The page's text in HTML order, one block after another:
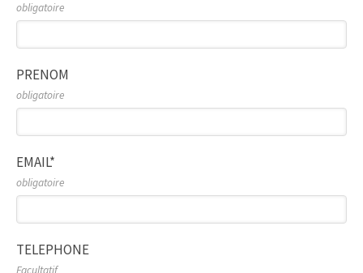
obligatoire
PRENOM
obligatoire
EMAIL*
obligatoire
TELEPHONE
Facultatif